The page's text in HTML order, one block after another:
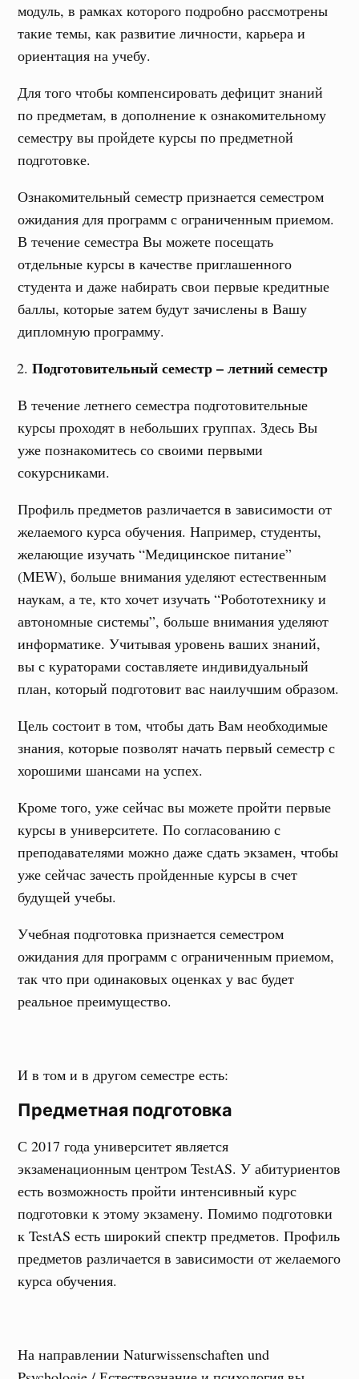
модуль, в рамках которого подробно рассмотрены
такие темы, как развитие личности, карьера и
ориентация на учебу.
Для того чтобы компенсировать дефицит знаний
по предметам, в дополнение к ознакомительному
семестру вы пройдете курсы по предметной
подготовке.
Ознакомительный семестр признается семестром
ожидания для программ с ограниченным приемом.
В течение семестра Вы можете посещать
отдельные курсы в качестве приглашенного
студента и даже набирать свои первые кредитные
баллы, которые затем будут зачислены в Вашу
дипломную программу.
Подготовительный семестр – летний семестр
В течение летнего семестра подготовительные
курсы проходят в небольших группах. Здесь Вы
уже познакомитесь со своими первыми
сокурсниками.
Профиль предметов различается в зависимости от
желаемого курса обучения. Например, студенты,
желающие изучать “Медицинское питание”
(MEW), больше внимания уделяют естественным
наукам, а те, кто хочет изучать “Робототехнику и
автономные системы”, больше внимания уделяют
информатике. Учитывая уровень ваших знаний,
вы с кураторами составляете индивидуальный
план, который подготовит вас наилучшим образом.
Цель состоит в том, чтобы дать Вам необходимые
знания, которые позволят начать первый семестр с
хорошими шансами на успех.
Кроме того, уже сейчас вы можете пройти первые
курсы в университете. По согласованию с
преподавателями можно даже сдать экзамен, чтобы
уже сейчас зачесть пройденные курсы в счет
будущей учебы.
Учебная подготовка признается семестром
ожидания для программ с ограниченным приемом,
так что при одинаковых оценках у вас будет
реальное преимущество.
И в том и в другом семестре есть:
Предметная подготовка
С 2017 года университет является
экзаменационным центром TestAS. У абитуриентов
есть возможность пройти интенсивный курс
подготовки к этому экзамену. Помимо подготовки
к TestAS есть широкий спектр предметов. Профиль
предметов различается в зависимости от желаемого
курса обучения.
На направлении Naturwissenschaften und